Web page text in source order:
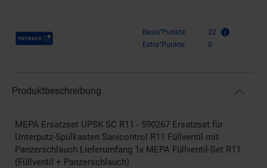
Payback Punkte Basis°Punkte:
22
Extra°Punkte:
0
Produktbeschreibung
MEPA Ersatzset UPSK SC R11 - 590267 Ersatzset für
Unterputz-Spülkasten Sanicontrol R11 Füllventil mit
Panzerschlauch Lieferumfang 1x MEPA Füllventil-Set R11
(Füllventil + Panzerschlauch)